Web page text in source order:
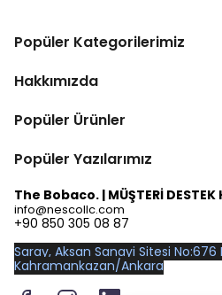
Popüler Kategorilerimiz
Hakkımızda
Popüler Ürünler
Popüler Yazılarımız
The Bobaco. | MÜŞTERİ DESTEK
info@nescollc.com
+90 850 305 08 87
Saray, Aksan Sanayi Sitesi No:676
Kahramankazan/Ankara